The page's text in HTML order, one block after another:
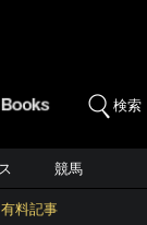
検索
競馬
有料記事